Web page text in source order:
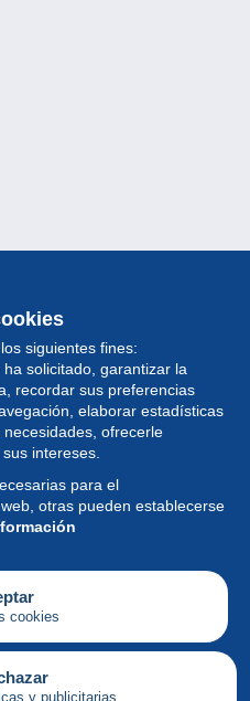
siguientes fines:
solicitado, garantizar la
recordar sus preferencias
elaborar estadísticas
ofrecerle
intereses.
para el
otras pueden establecerse
cookies
y publicitarias